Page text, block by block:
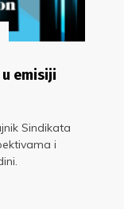
emisiji
Sindikata
i